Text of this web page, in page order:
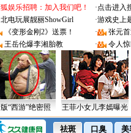
娱乐招聘：加入我们吧！ ·点击进入
电玩展靓丽ShowGirl ·游戏史上
《变形金刚2》送票！ ·
张元
王岳伦爆李湘胎教 · 令人
“西游”绝密照 王菲小女儿李嫣曝光